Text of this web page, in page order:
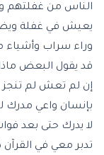
الناس من غفلتهم
يعيش في غفلة
وراء سراب وأشياء
قد يقول البعض
إن لم تعش لم
بإنسان واعي مدرك
لا يدرك حتى بعد
تدبر معي في